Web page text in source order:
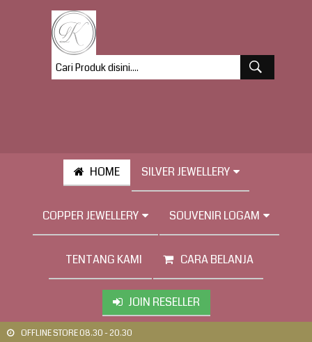
HOME SILVER JEWELLERY
COPPER JEWELLERY SOUVENIR LOGAM
TENTANG KAMI CARA BELANJA
JOIN RESELLER
OFFLINE STORE 08.30 - 20.30